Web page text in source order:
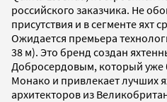
российского заказчика. Не
присутствия и в сегменте яхт
Ожидается премьера
38 м). Это бренд создан
Добросердовым, который уже
Монако и привлекает лучших
архитекторов из